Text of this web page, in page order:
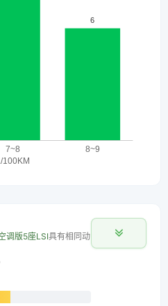
调版5座LSI具有相同动